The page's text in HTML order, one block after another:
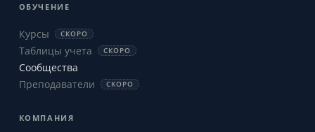
ОБУЧЕНИЕ
Курсы СКОРО
Таблицы учета СКОРО
Сообщества
Преподаватели
СКОРО
КОМПАНИЯ